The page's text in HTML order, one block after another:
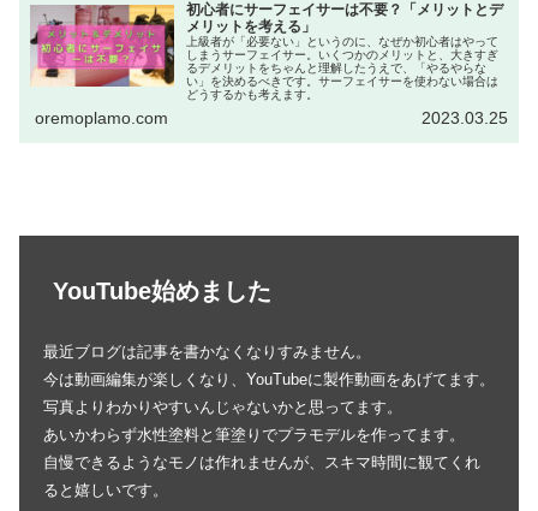
初心者にサーフェイサーは不要？「メリットとデ
メリットを考える」
上級者が「必要ない」というのに、なぜか初心者はやって
しまうサーフェイサー。いくつかのメリットと、大きすぎ
るデメリットをちゃんと理解したうえで、「やるやらな
い」を決めるべきです。サーフェイサーを使わない場合は
どうするかも考えます。
oremoplamo.com 2023.03.25
YouTube始めました
最近ブログは記事を書かなくなりすみません。
今は動画編集が楽しくなり、YouTubeに製作動画をあげてます。
写真よりわかりやすいんじゃないかと思ってます。
あいかわらず水性塗料と筆塗りでプラモデルを作ってます。
自慢できるようなモノは作れませんが、スキマ時間に観てくれ
ると嬉しいです。